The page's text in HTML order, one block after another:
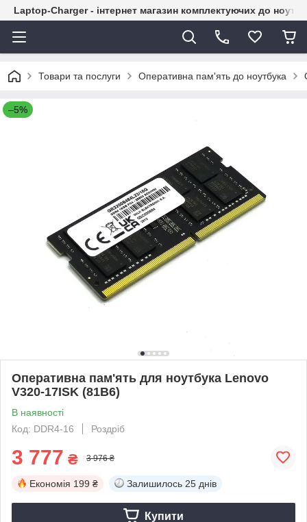
Laptop-Charger - інтернет магазин комплектуючих до
Товари та послуги Оперативна пам'ять до ноутбука
–5%
Оперативна пам'ять для ноутбука Lenovo
V320-17ISK (81B6)
В наявності
Код: DDR4-16
Роздріб
3 777 ₴ 3 976 ₴
Економія 199 ₴ Залишилось 25 днів
Купити